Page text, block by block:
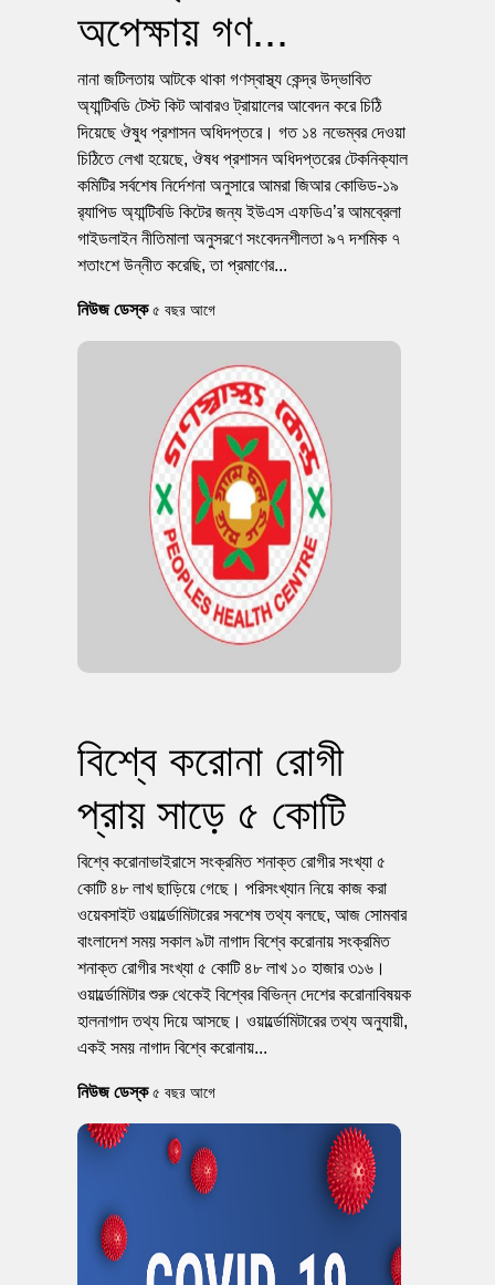
অপেক্ষায় গণ...
নানা জটিলতায় আটকে থাকা গণস্বাস্থ্য কেন্দ্র উদ্ভাবিত
অ্যান্টিবডি টেস্ট কিট আবারও ট্রায়ালের আবেদন করে চিঠি
দিয়েছে ঔষুধ প্রশাসন অধিদপ্তরে। গত ১৪ নভেম্বর দেওয়া
চিঠিতে লেখা হয়েছে, ঔষধ প্রশাসন অধিদপ্তরের টেকনিক্যাল
কমিটির সর্বশেষ নির্দেশনা অনুসারে আমরা জিআর কোভিড-১৯
র‌্যাপিড অ্যান্টিবডি কিটের জন্য ইউএস এফডিএ’র আমব্রেলা
গাইডলাইন নীতিমালা অনুসরণে সংবেদনশীলতা ৯৭ দশমিক ৭
শতাংশে উন্নীত করেছি, তা প্রমাণের...
নিউজ ডেস্ক ৫ বছর আগে
বিশ্বে করোনা রোগী
প্রায় সাড়ে ৫ কোটি
বিশ্বে করোনাভাইরাসে সংক্রমিত শনাক্ত রোগীর সংখ্যা ৫
কোটি ৪৮ লাখ ছাড়িয়ে গেছে। পরিসংখ্যান নিয়ে কাজ করা
ওয়েবসাইট ওয়ার্ল্ডোমিটারের সবশেষ তথ্য বলছে, আজ সোমবার
বাংলাদেশ সময় সকাল ৯টা নাগাদ বিশ্বে করোনায় সংক্রমিত
শনাক্ত রোগীর সংখ্যা ৫ কোটি ৪৮ লাখ ১০ হাজার ৩১৬।
ওয়ার্ল্ডোমিটার শুরু থেকেই বিশ্বের বিভিন্ন দেশের করোনাবিষয়ক
হালনাগাদ তথ্য দিয়ে আসছে। ওয়ার্ল্ডোমিটারের তথ্য অনুযায়ী,
একই সময় নাগাদ বিশ্বে করোনায়...
নিউজ ডেস্ক ৫ বছর আগে